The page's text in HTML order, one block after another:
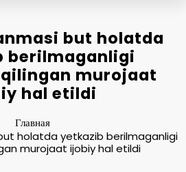
but holatda
berilmaganligi
murojaat
hal etildi
Главная
holatda yetkazib berilmaganligi
murojaat ijobiy hal etildi